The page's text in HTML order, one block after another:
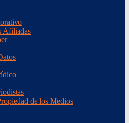
Afiliadas
de los Medios